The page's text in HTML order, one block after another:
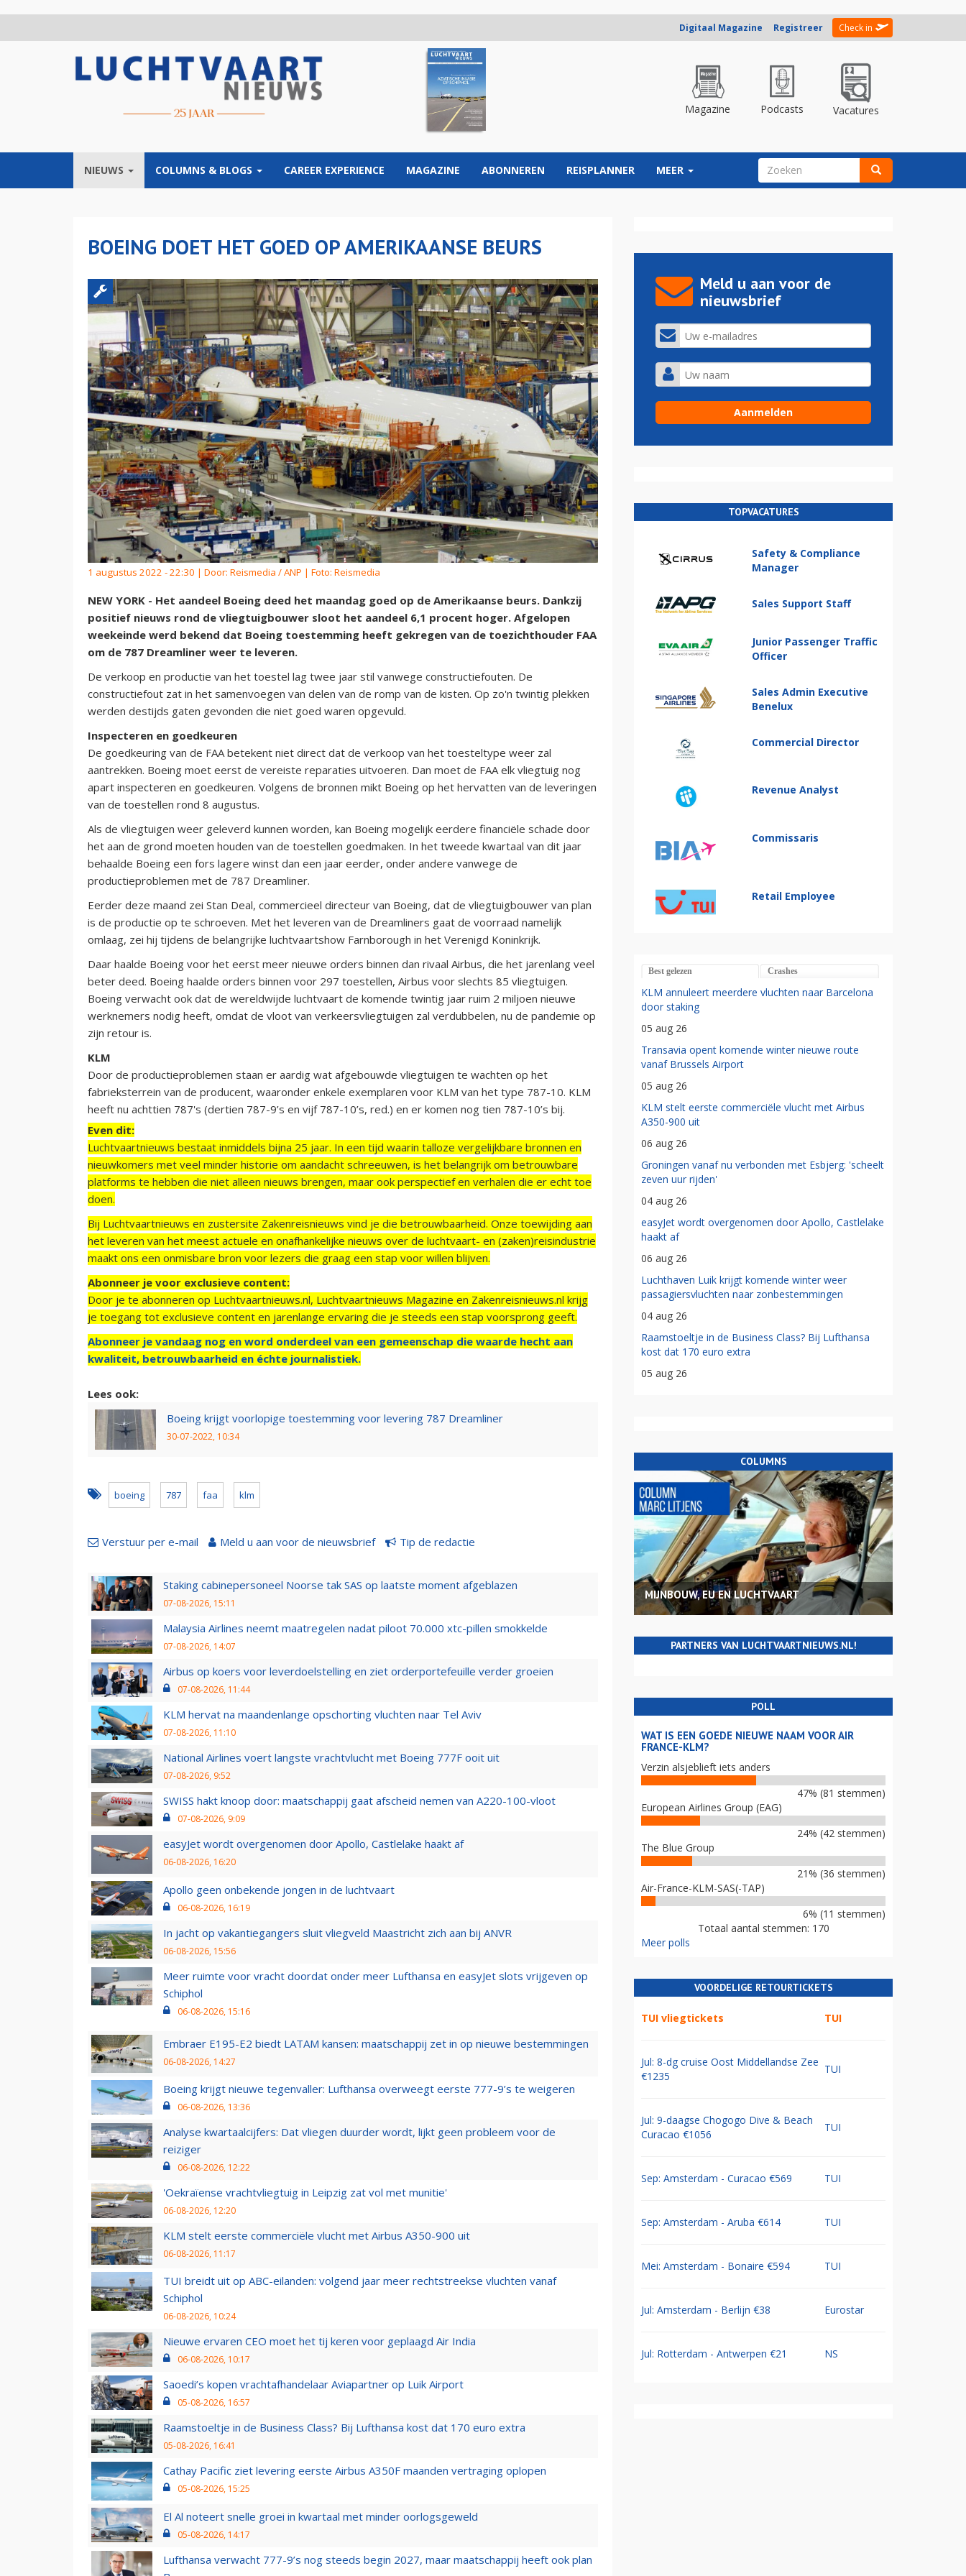
Digitaal Magazine Registreer Check in
Magazine Podcasts Vacatures
NIEUWS COLUMNS & BLOGS CAREER EXPERIENCE MAGAZINE ABONNEREN REISPLANNER MEER ZOEKVELD
BOEING DOET HET GOED OP AMERIKAANSE BEURS
1 augustus 2022 - 22:30 | Door: Reismedia / ANP | Foto: Reismedia
NEW YORK - Het aandeel Boeing deed het maandag goed op de Amerikaanse beurs. Dankzij
positief nieuws rond de vliegtuigbouwer sloot het aandeel 6,1 procent hoger. Afgelopen
weekeinde werd bekend dat Boeing toestemming heeft gekregen van de toezichthouder FAA
om de 787 Dreamliner weer te leveren.
De verkoop en productie van het toestel lag twee jaar stil vanwege constructiefouten. De
constructiefout zat in het samenvoegen van delen van de romp van de kisten. Op zo'n twintig plekken
werden destijds gaten gevonden die niet goed waren opgevuld.
Inspecteren en goedkeuren
De goedkeuring van de FAA betekent niet direct dat de verkoop van het toesteltype weer zal
aantrekken. Boeing moet eerst de vereiste reparaties uitvoeren. Dan moet de FAA elk vliegtuig nog
apart inspecteren en goedkeuren. Volgens de bronnen mikt Boeing op het hervatten van de leveringen
van de toestellen rond 8 augustus.
Als de vliegtuigen weer geleverd kunnen worden, kan Boeing mogelijk eerdere financiële schade door
het aan de grond moeten houden van de toestellen goedmaken. In het tweede kwartaal van dit jaar
behaalde Boeing een fors lagere winst dan een jaar eerder, onder andere vanwege de
productieproblemen met de 787 Dreamliner.
Eerder deze maand zei Stan Deal, commercieel directeur van Boeing, dat de vliegtuigbouwer van plan
is de productie op te schroeven. Met het leveren van de Dreamliners gaat de voorraad namelijk
omlaag, zei hij tijdens de belangrijke luchtvaartshow Farnborough in het Verenigd Koninkrijk.
Daar haalde Boeing voor het eerst meer nieuwe orders binnen dan rivaal Airbus, die het jarenlang veel
beter deed. Boeing haalde orders binnen voor 297 toestellen, Airbus voor slechts 85 vliegtuigen.
Boeing verwacht ook dat de wereldwijde luchtvaart de komende twintig jaar ruim 2 miljoen nieuwe
werknemers nodig heeft, omdat de vloot van verkeersvliegtuigen zal verdubbelen, nu de pandemie op
zijn retour is.
KLM
Door de productieproblemen staan er aardig wat afgebouwde vliegtuigen te wachten op het
fabrieksterrein van de producent, waaronder enkele exemplaren voor KLM van het type 787-10. KLM
heeft nu achttien 787's (dertien 787-9’s en vijf 787-10’s, red.) en er komen nog tien 787-10’s bij.
Even dit:
Luchtvaartnieuws bestaat inmiddels bijna 25 jaar. In een tijd waarin talloze vergelijkbare bronnen en
nieuwkomers met veel minder historie om aandacht schreeuwen, is het belangrijk om betrouwbare
platforms te hebben die niet alleen nieuws brengen, maar ook perspectief en verhalen die er echt toe
doen.
Bij Luchtvaartnieuws en zustersite Zakenreisnieuws vind je die betrouwbaarheid. Onze toewijding aan
het leveren van het meest actuele en onafhankelijke nieuws over de luchtvaart- en (zaken)reisindustrie
maakt ons een onmisbare bron voor lezers die graag een stap voor willen blijven.
Abonneer je voor exclusieve content:
Door je te abonneren op Luchtvaartnieuws.nl, Luchtvaartnieuws Magazine en Zakenreisnieuws.nl krijg
je toegang tot exclusieve content en jarenlange ervaring die je steeds een stap voorsprong geeft.
Abonneer je vandaag nog en word onderdeel van een gemeenschap die waarde hecht aan
kwaliteit, betrouwbaarheid en échte journalistiek.
Lees ook:
Boeing krijgt voorlopige toestemming voor levering 787 Dreamliner
30-07-2022, 10:34
boeing 787 faa klm
Verstuur per e-mail Meld u aan voor de nieuwsbrief Tip de redactie
Staking cabinepersoneel Noorse tak SAS op laatste moment afgeblazen
07-08-2026, 15:11
Malaysia Airlines neemt maatregelen nadat piloot 70.000 xtc-pillen smokkelde
07-08-2026, 14:07
Airbus op koers voor leverdoelstelling en ziet orderportefeuille verder groeien
07-08-2026, 11:44
KLM hervat na maandenlange opschorting vluchten naar Tel Aviv
07-08-2026, 11:10
National Airlines voert langste vrachtvlucht met Boeing 777F ooit uit
07-08-2026, 9:52
SWISS hakt knoop door: maatschappij gaat afscheid nemen van A220-100-vloot
07-08-2026, 9:09
easyJet wordt overgenomen door Apollo, Castlelake haakt af
06-08-2026, 16:20
Apollo geen onbekende jongen in de luchtvaart
06-08-2026, 16:19
In jacht op vakantiegangers sluit vliegveld Maastricht zich aan bij ANVR
06-08-2026, 15:56
Meer ruimte voor vracht doordat onder meer Lufthansa en easyJet slots vrijgeven op
Schiphol
06-08-2026, 15:16
Embraer E195-E2 biedt LATAM kansen: maatschappij zet in op nieuwe bestemmingen
06-08-2026, 14:27
Boeing krijgt nieuwe tegenvaller: Lufthansa overweegt eerste 777-9’s te weigeren
06-08-2026, 13:36
Analyse kwartaalcijfers: Dat vliegen duurder wordt, lijkt geen probleem voor de
reiziger
06-08-2026, 12:22
'Oekraïense vrachtvliegtuig in Leipzig zat vol met munitie'
06-08-2026, 12:20
KLM stelt eerste commerciële vlucht met Airbus A350-900 uit
06-08-2026, 11:17
TUI breidt uit op ABC-eilanden: volgend jaar meer rechtstreekse vluchten vanaf
Schiphol
06-08-2026, 10:24
Nieuwe ervaren CEO moet het tij keren voor geplaagd Air India
06-08-2026, 10:17
Saoedi’s kopen vrachtafhandelaar Aviapartner op Luik Airport
05-08-2026, 16:57
Raamstoeltje in de Business Class? Bij Lufthansa kost dat 170 euro extra
05-08-2026, 16:41
Cathay Pacific ziet levering eerste Airbus A350F maanden vertraging oplopen
05-08-2026, 15:25
El Al noteert snelle groei in kwartaal met minder oorlogsgeweld
05-08-2026, 14:17
Lufthansa verwacht 777-9’s nog steeds begin 2027, maar maatschappij heeft ook plan
Meld u aan voor de
nieuwsbrief
TOPVACATURES
Safety & Compliance
Manager
Sales Support Staff
Junior Passenger Traffic
Officer
Sales Admin Executive
Benelux
Commercial Director
Revenue Analyst
Commissaris
Retail Employee
Best gelezen Crashes
KLM annuleert meerdere vluchten naar Barcelona
door staking
05 aug 26
Transavia opent komende winter nieuwe route
vanaf Brussels Airport
05 aug 26
KLM stelt eerste commerciële vlucht met Airbus
A350-900 uit
06 aug 26
Groningen vanaf nu verbonden met Esbjerg: 'scheelt
zeven uur rijden'
04 aug 26
easyJet wordt overgenomen door Apollo, Castlelake
haakt af
06 aug 26
Luchthaven Luik krijgt komende winter weer
passagiersvluchten naar zonbestemmingen
04 aug 26
Raamstoeltje in de Business Class? Bij Lufthansa
kost dat 170 euro extra
05 aug 26
COLUMNS
MIJNBOUW, EU EN LUCHTVAART
PARTNERS VAN LUCHTVAARTNIEUWS.NL!
POLL
WAT IS EEN GOEDE NIEUWE NAAM VOOR AIR
FRANCE-KLM?
Verzin alsjeblieft iets anders
47% (81 stemmen)
European Airlines Group (EAG)
24% (42 stemmen)
The Blue Group
21% (36 stemmen)
Air-France-KLM-SAS(-TAP)
6% (11 stemmen)
Totaal aantal stemmen: 170
Meer polls
VOORDELIGE RETOURTICKETS
TUI vliegtickets TUI
Jul: 8-dg cruise Oost Middellandse Zee
€1235
TUI
Jul: 9-daagse Chogogo Dive & Beach
Curacao €1056
TUI
Sep: Amsterdam - Curacao €569 TUI
Sep: Amsterdam - Aruba €614 TUI
Mei: Amsterdam - Bonaire €594 TUI
Jul: Amsterdam - Berlijn €38 Eurostar
Jul: Rotterdam - Antwerpen €21 NS